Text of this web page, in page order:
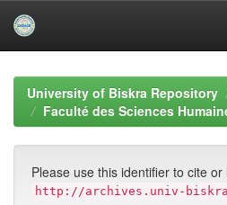
navigationUniversity of Biskra Repository
Faculté des Sciences
Please use this identifier to cite
http://archives.univ-